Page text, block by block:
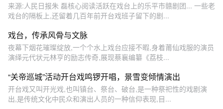
来源:人民日报朱 磊核心阅读活跃在戏台上的乐平市赣剧团... 一些老
戏台的隔板上,还留着几百年前开台戏班子留下的剧...
戏台，传承风骨与文脉
夜幕下烟花璀璨绽放,一个个水上戏台应接不暇,身着莆仙戏服的演员
演绎元代状元林亨的励志传奇,展现蔡襄编纂《荔枝...
“关帝巡城”活动开台戏鸣锣开唱，景雪变倾情演出
开台戏又叫开光戏,也叫镇台、祭台、破台,是一种祭祀性的戏剧演
出,是传统文化中民众和演出人员的一种信仰表现,目...